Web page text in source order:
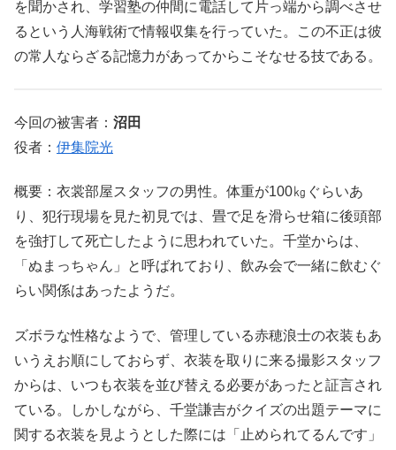
を聞かされ、学習塾の仲間に電話して片っ端から調べさせ
るという人海戦術で情報収集を行っていた。この不正は彼
の常人ならざる記憶力があってからこそなせる技である。
今回の被害者： 沼田
役者： 伊集院光
概要：衣裳部屋スタッフの男性。体重が100㎏ぐらいあ
り、犯行現場を見た初見では、畳で足を滑らせ箱に後頭部
を強打して死亡したように思われていた。千堂からは、
「ぬまっちゃん」と呼ばれており、飲み会で一緒に飲むぐ
らい関係はあったようだ。
ズボラな性格なようで、管理している赤穂浪士の衣装もあ
いうえお順にしておらず、衣装を取りに来る撮影スタッフ
からは、いつも衣装を並び替える必要があったと証言され
ている。しかしながら、千堂謙吉がクイズの出題テーマに
関する衣装を見ようとした際には「止められてるんです」